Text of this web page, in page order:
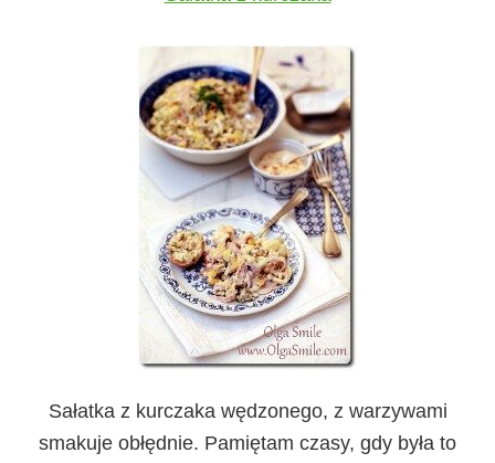
Sałatka z kurczaka wędzonego, z warzywami
smakuje obłędnie. Pamiętam czasy, gdy była to